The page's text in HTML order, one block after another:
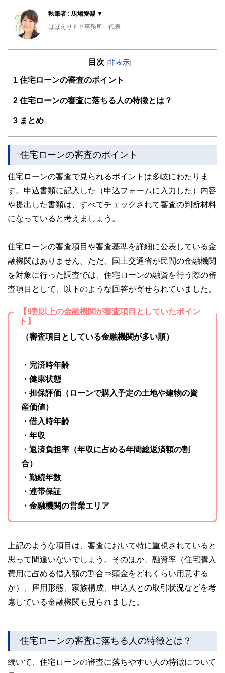
執筆者 : 馬場愛梨 ▼
ばばえりＦＰ事務所 代表
自身が過去に「貧困女子」状態でつらい思いをしたことか
つわる業界での勤務を経て、独立。
過去の自分のような、お金や仕事で悩みを抱えつつ毎日がん
と思われて避けられがち、でも大切なお金の話を、ゆるくほ
ぐしてお伝えする仕事をしています。平成元年生まれの大阪
目次 [非表示]
1 住宅ローンの審査のポイント
2 住宅ローンの審査に落ちる人の特徴とは？
3 まとめ
住宅ローンの審査のポイント
住宅ローンの審査で見られるポイントは多岐にわたりま
す。申込書類に記入した（申込フォームに入力した）内容
や提出した書類は、すべてチェックされて審査の判断材料
になっていると考えましょう。
住宅ローンの審査項目や審査基準を詳細に公表している金
融機関はありません。ただ、国土交通省が民間の金融機関
を対象に行った調査では、住宅ローンの融資を行う際の審
査項目として、以下のような回答が寄せられていました。
【9割以上の金融機関が審査項目としていたポイン
ト】
（審査項目としている金融機関が多い順）
・完済時年齢
・健康状態
・担保評価（ローンで購入予定の土地や建物の資
産価値）
・借入時年齢
・年収
・返済負担率（年収に占める年間総返済額の割
合）
・勤続年数
・連帯保証
・金融機関の営業エリア
上記のような項目は、審査において特に重視されていると
思って間違いないでしょう。そのほか、融資率（住宅購入
費用に占める借入額の割合⇒頭金をどれくらい用意する
か）、雇用形態、家族構成、申込人との取引状況などを考
慮している金融機関も見られました。
住宅ローンの審査に落ちる人の特徴とは？
続いて、住宅ローンの審査に落ちやすい人の特徴について